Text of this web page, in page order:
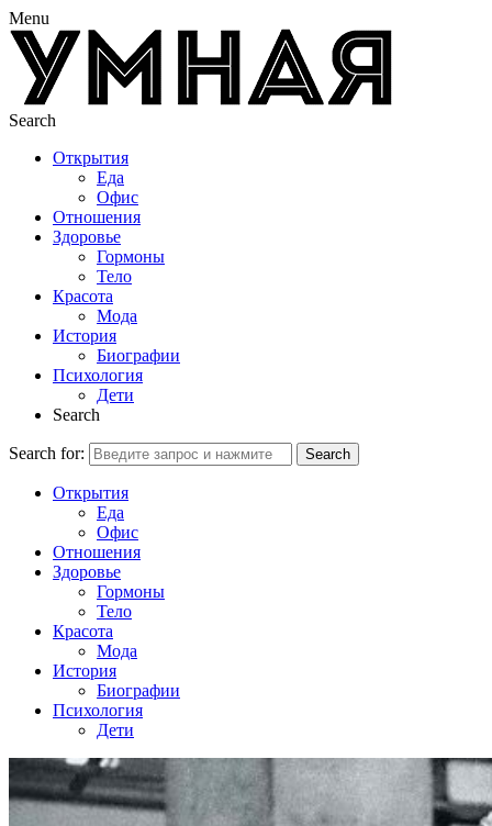
Menu
Search
Открытия
Еда
Офис
Отношения
Здоровье
Гормоны
Тело
Красота
Мода
История
Биографии
Психология
Дети
Search
Search for: Search
Открытия
Еда
Офис
Отношения
Здоровье
Гормоны
Тело
Красота
Мода
История
Биографии
Психология
Дети